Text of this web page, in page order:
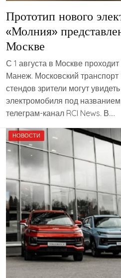
Прототип нового
«Молния»
Москве
С 1 августа в Москве
Манеж. Московский
стендов зрители могут
электромобиля под
телеграм-канал RCI News. В….
НОВОСТИ